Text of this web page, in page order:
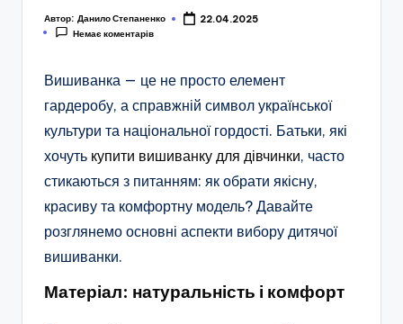
Автор: Данило Степаненко
22.04.2025
Немає коментарів
Вишиванка — це не просто елемент
гардеробу, а справжній символ української
культури та національної гордості. Батьки, які
хочуть купити вишиванку для дівчинки, часто
стикаються з питанням: як обрати якісну,
красиву та комфортну модель? Давайте
розглянемо основні аспекти вибору дитячої
вишиванки.
Матеріал: натуральність і комфорт